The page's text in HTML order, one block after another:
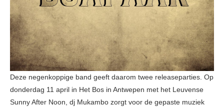
Deze negenkoppige band geeft daarom twee releaseparties. Op
donderdag 11 april in Het Bos in Antwepen met het Leuvense
Sunny After Noon, dj Mukambo zorgt voor de gepaste muziek